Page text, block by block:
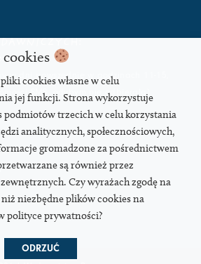
w dni powszednie w godzinach 11-15,
SMS, gdybym nie odbierała)
cookies własne w celu
jej funkcji. Strona wykorzystuje
trzecich w celu korzystania
analitycznych, społecznościowych,
gromadzone za pośrednictwem
są również przez
Czy wyrażach zgodę na
niezbędne plików cookies na
polityce prywatności?
ODRZUĆ